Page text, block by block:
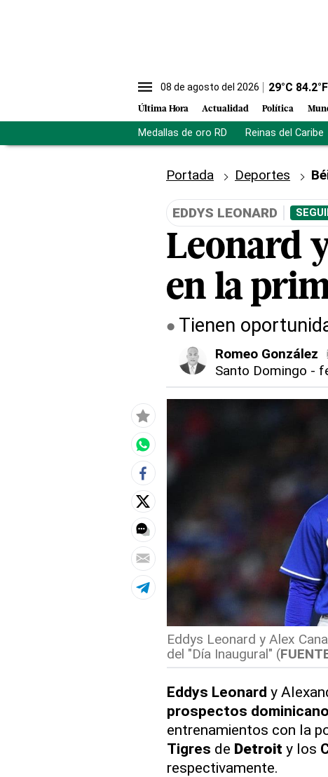
08 de agosto del 2026 29°C 84.2°F
Última Hora Actualidad Política
Medallas de oro RD Reinas del Caribe
Portada Deportes
EDDYS LEONARD
Leonard
en la
Tienen
Romeo González
Santo Domingo -
Eddys Leonard y Alex
del "Día Inaugural" (
Eddys Leonard y
prospectos
entrenamientos con la
Tigres de Detroit y los
respectivamente.